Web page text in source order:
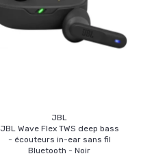
JBL
JBL Wave Flex TWS deep bass
- écouteurs in-ear sans fil
Bluetooth - Noir